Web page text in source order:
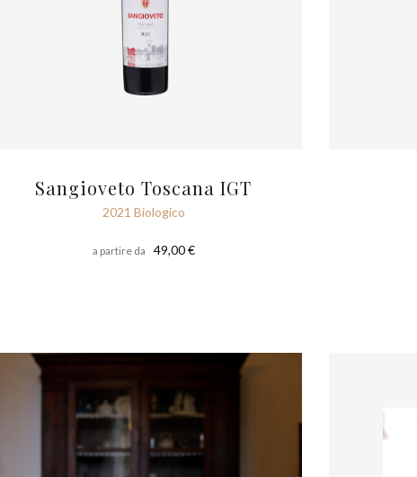
Sangioveto Toscana IGT
2021 Biologico
a partire da 49,00 €